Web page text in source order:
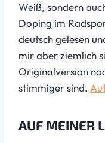
Weiß, sondern
Doping im
deutsch gelesen
mir aber ziemlich
Originalversion
stimmiger sind.
AUF MEINER